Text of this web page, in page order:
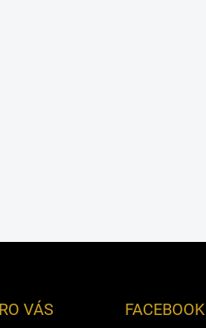
VÁS FACEBOOK